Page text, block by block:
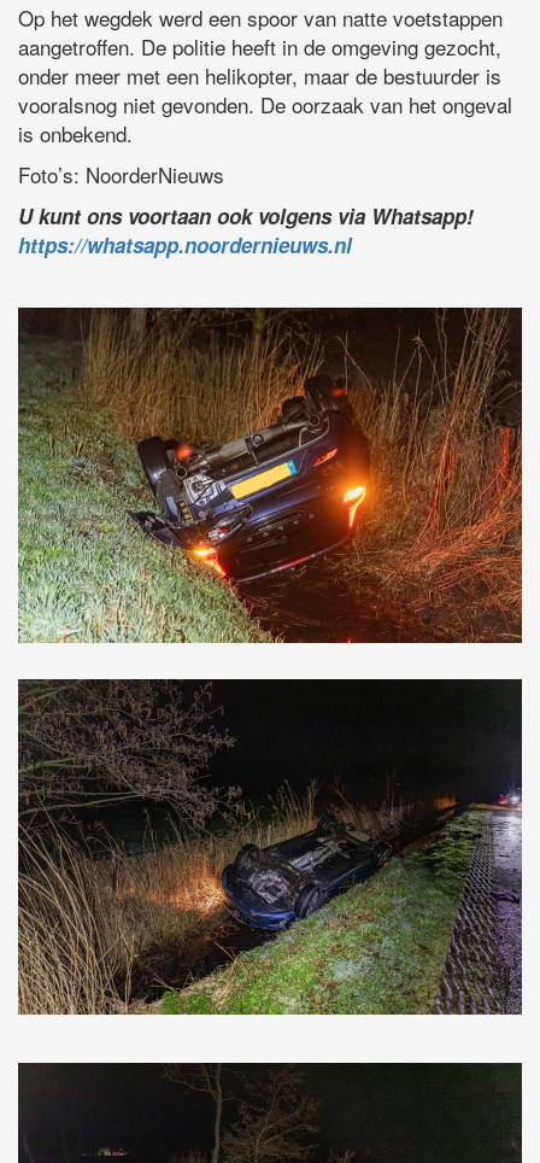
Op het wegdek werd een spoor van natte voetstappen
aangetroffen. De politie heeft in de omgeving gezocht,
onder meer met een helikopter, maar de bestuurder is
vooralsnog niet gevonden. De oorzaak van het ongeval
is onbekend.
Foto’s: NoorderNieuws
U kunt ons voortaan ook volgens via Whatsapp!
https://whatsapp.noordernieuws.nl